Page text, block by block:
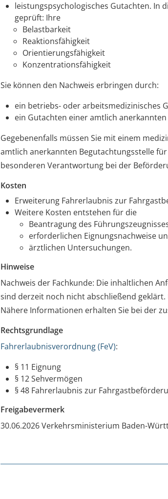
leistungspsychologisches Gutachten. In
geprüft: Ihre
Belastbarkeit
Reaktionsfähigkeit
Orientierungsfähigkeit
Konzentrationsfähigkeit
Sie können den Nachweis erbringen durch:
ein betriebs- oder arbeitsmedizinisches
ein Gutachten einer amtlich
Gegebenenfalls müssen Sie mit einem
amtlich anerkannten Begutachtungsstelle
besonderen Verantwortung bei der
Kosten
Erweiterung Fahrerlaubnis zur
Weitere Kosten entstehen für die
Beantragung des
erforderlichen Eignungsnachweise
ärztlichen Untersuchungen.
Hinweise
Nachweis der Fachkunde: Die inhaltlichen
sind derzeit noch nicht abschließend
Nähere Informationen erhalten Sie bei der
Rechtsgrundlage
Fahrerlaubnisverordnung (FeV):
§ 11 Eignung
§ 12Sehvermögen
§ 48 Fahrerlaubnis zur
Freigabevermerk
30.06.2026 Verkehrsministerium Baden-